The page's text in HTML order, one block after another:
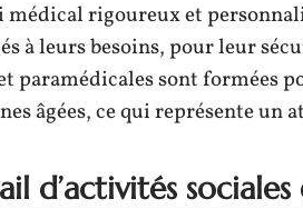
rigoureux et
à leurs besoins, pour leur
paramédicales sont formées
âgées, ce qui représente un
d’activités